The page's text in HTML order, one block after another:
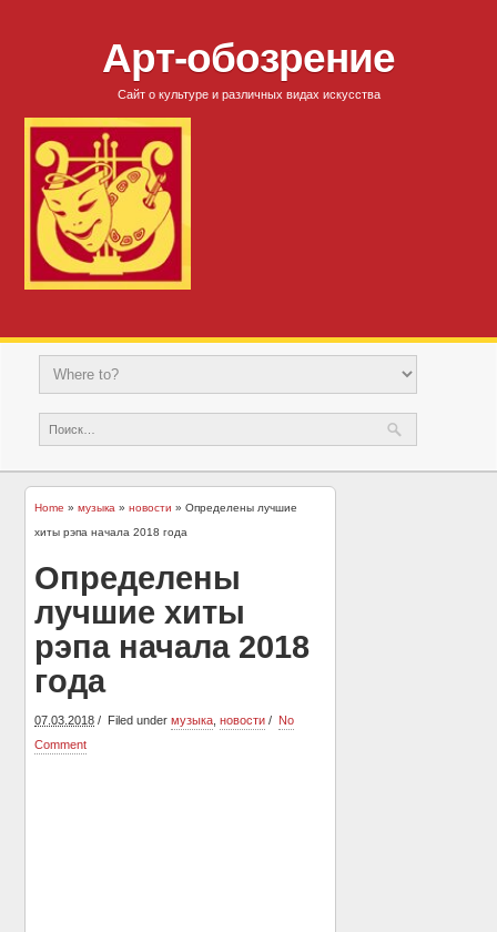
Арт-обозрение
Сайт о культуре и различных видах искусства
Home »музыка »новости » Определены лучшие
хиты рэпа начала 2018 года
Определены
лучшие хиты
рэпа начала 2018
года
07.03.2018 Filed underмузыка ,новости
No
Comment